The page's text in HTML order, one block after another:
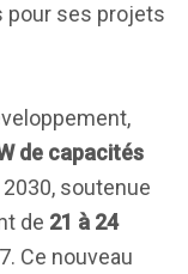
pour ses projets
de capacités
soutenue
de 21 à 24
Ce nouveau